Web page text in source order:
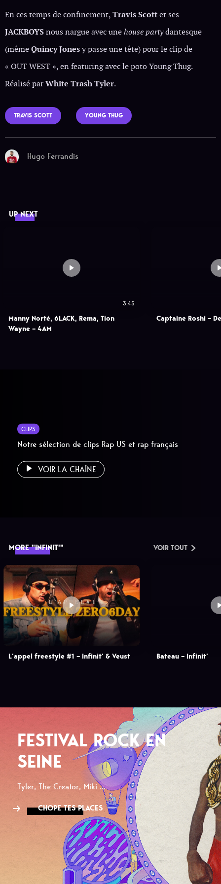
En ces temps de confinement,Travis Scottet ses
JACKBOYSnous nargue avec unehouse partydantesque
(mêmeQuincy Jonesy passe une tête) pour le clip de
« OUT WEST », en featuring avec le poto Young Thug.
Réalisé parWhite Trash Tyler.
TRAVIS SCOTT YOUNG THUG
Hugo Ferrandis
UP NEXT
3:45
Manny Norté, 6LACK, Rema, Tion
Wayne – 4AM
Captaine Roshi –
CLIPS
Notre sélection de clips Rap US et rap français
VOIR LA CHAÎNE
MORE "INFINIT'" VOIR TOUT
L’appel freestyle #1 – Infinit’ & Veust Bateau – Infinit’
FESTIVAL ROCK EN
SEINE
Tyler, The Creator, Miki ...
CHOPE TES PLACES